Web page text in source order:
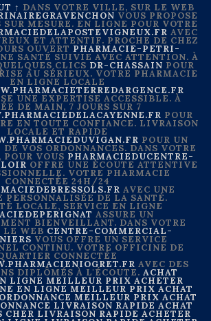
↑ DANS VOTRE VILLE, SUR LE WEB
VOUS PROPOSE
MESURE. EN LIGNE POUR VOTRE
AVEC
ET ATTENTIF. PROCHE DE CHEZ
OUVERT PHARMACIE-PETRI-
SANTÉ SUIVIE AVEC ATTENTION. À
CLICS DR-CHASSAIN POUR
AU SÉRIEUX. VOTRE PHARMACIE
EN LIGNE LOCALE
UNE EXPERTISE ACCESSIBLE. À
DE MAIN, 7 JOURS SUR 7
POUR
EN TOUTE CONFIANCE. LIVRAISON
LOCALE ET RAPIDE
POUR UN
VOS ORDONNANCES. DANS VOTRE
VOUS PHARMACIEDUCENTRE-
OFFRE UNE ÉCOUTE ATTENTIVE
VOTRE PHARMACIE
CONNECTÉE 24H/24
AVEC UNE
PERSONNALISÉE DE LA SANTÉ.
LOCALE, SERVICE EN LIGNE
ASSURE UN
BIENVEILLANT. DANS VOTRE
LE WEB CENTRE-COMMERCIAL-
VOUS OFFRE UN SERVICE
CONTINU. VOTRE OFFICINE DE
CONNECTÉE
AVEC DES
DIPLÔMÉS À L'ÉCOUTE. ACHAT
LIGNE MEILLEUR PRIX ACHETER
EN LIGNE MEILLEUR PRIX ACHAT
MEILLEUR PRIX ACHAT
LIVRAISON RAPIDE ACHAT
CHER LIVRAISON RAPIDE ACHETER